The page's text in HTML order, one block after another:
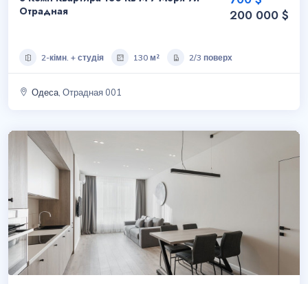
Отрадная
200 000 $
2-кімн. + студія 130 м² 2/3 поверх
Одеса , Отрадная 001